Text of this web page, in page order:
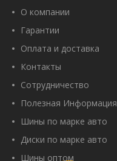
О компании
Гарантии
Оплата и доставка
Контакты
Сотрудничество
Полезная Информация
Шины по марке авто
Диски по марке авто
Шины оптом